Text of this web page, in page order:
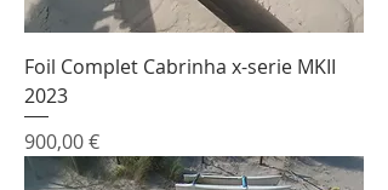
Foil Complet Cabrinha x-serie MKII
2023
Prix
900,00 €